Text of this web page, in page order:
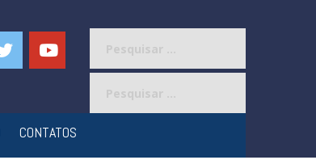
CONTATOS